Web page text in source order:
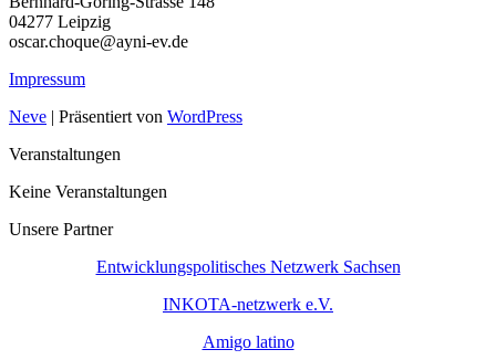
04277 Leipzig
oscar.choque@ayni-ev.de
Impressum
Neve | Präsentiert von WordPress
Veranstaltungen
Keine Veranstaltungen
Unsere Partner
Entwicklungspolitisches Netzwerk Sachsen
INKOTA-netzwerk e.V.
Amigo latino